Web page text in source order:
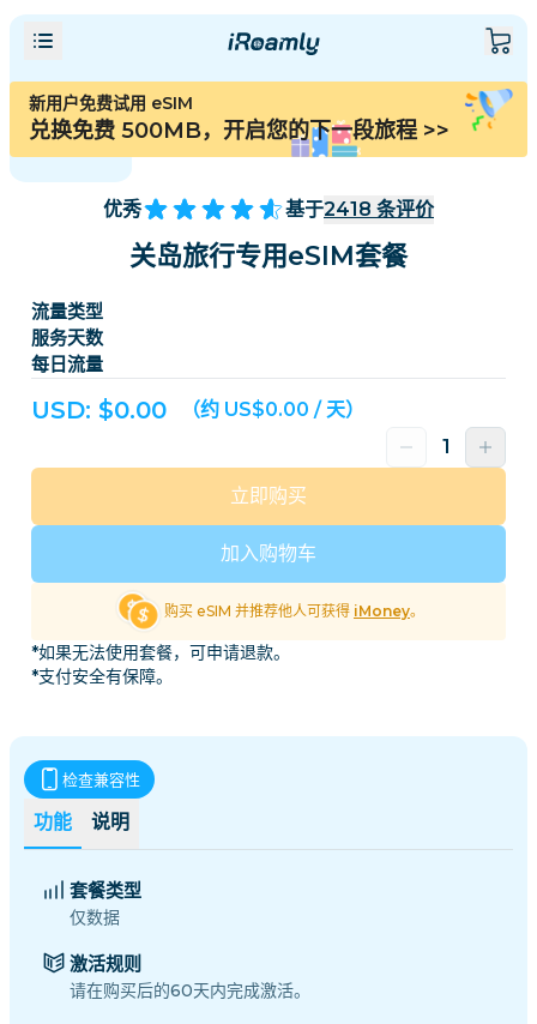
新用户免费试用 eSIM
兑换免费 500MB，开启您的下一段旅程 >>
优秀 基于2418 条评价
关岛旅行专用eSIM套餐
流量类型
服务天数
每日流量
USD: $0.00 （约 US$0.00 / 天）
加入购物车
立即购买
购买 eSIM 并推荐他人可获得 iMoney。
*如果无法使用套餐，可申请退款。
*支付安全有保障。
功能 说明
检查兼容性
套餐类型
仅数据
激活规则
请在购买后的60天内完成激活。